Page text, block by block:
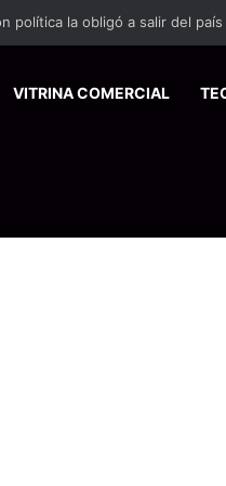
VITRINA COMERCIAL